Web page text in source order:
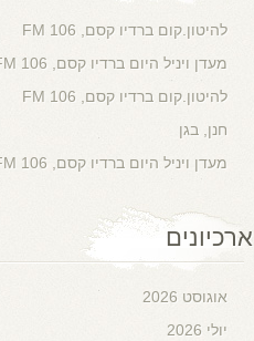
להיטון.קום ברדיו קסם, 106 FM
מעדן ויניל היום ברדיו קסם, 106 FM
להיטון.קום ברדיו קסם, 106 FM
חנן, בגן
מעדן ויניל היום ברדיו קסם, 106 FM
ארכיונים
אוגוסט 2026
יולי 2026